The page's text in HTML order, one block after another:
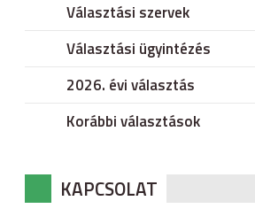
Választási szervek
Választási ügyintézés
2026. évi választás
Korábbi választások
KAPCSOLAT